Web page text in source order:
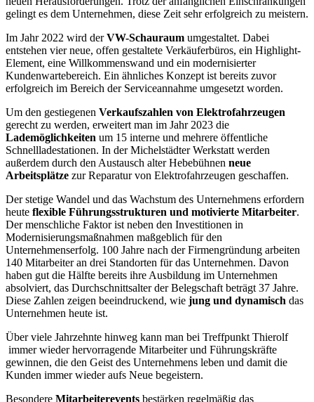
gelingt es dem Unternehmen, diese Zeit sehr erfolgreich zu meistern.
Im Jahr 2022 wird derVW-Schauraum umgestaltet. Dabei
entstehen vier neue, offen gestaltete Verkäuferbüros, ein Highlight-
Element, eine Willkommenswand und ein modernisierter
Kundenwartebereich. Ein ähnliches Konzept ist bereits zuvor
erfolgreich im Bereich der Serviceannahme umgesetzt worden.
Um den gestiegenen Verkaufszahlen von Elektrofahrzeugen
gerecht zu werden, erweitert man im Jahr 2023 die
Lademöglichkeiten um 15 interne und mehrere öffentliche
Schnellladestationen. In der Michelstädter Werkstatt werden
außerdem durch den Austausch alter Hebebühnen neue
Arbeitsplätze zur Reparatur von Elektrofahrzeugen geschaffen.
Der stetige Wandel und das Wachstum des Unternehmens erfordern
heute flexible Führungsstrukturen und motivierte Mitarbeiter.
Der menschliche Faktor ist neben den Investitionen in
Modernisierungsmaßnahmen maßgeblich für den
Unternehmenserfolg. 100 Jahre nach der Firmengründung arbeiten
140 Mitarbeiter an drei Standorten für das Unternehmen. Davon
haben gut die Hälfte bereits ihre Ausbildung im Unternehmen
absolviert, das Durchschnittsalter der Belegschaft beträgt 37 Jahre.
Diese Zahlen zeigen beeindruckend, wie jung und dynamisch das
Unternehmen heute ist.
Über viele Jahrzehnte hinweg kann man bei Treffpunkt Thierolf
immer wieder hervorragende Mitarbeiter und Führungskräfte
gewinnen, die den Geist des Unternehmens leben und damit die
Kunden immer wieder aufs Neue begeistern.
Besondere Mitarbeiterevents bestärken regelmäßig das